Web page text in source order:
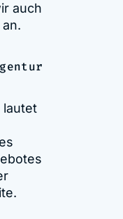
auch
lautet